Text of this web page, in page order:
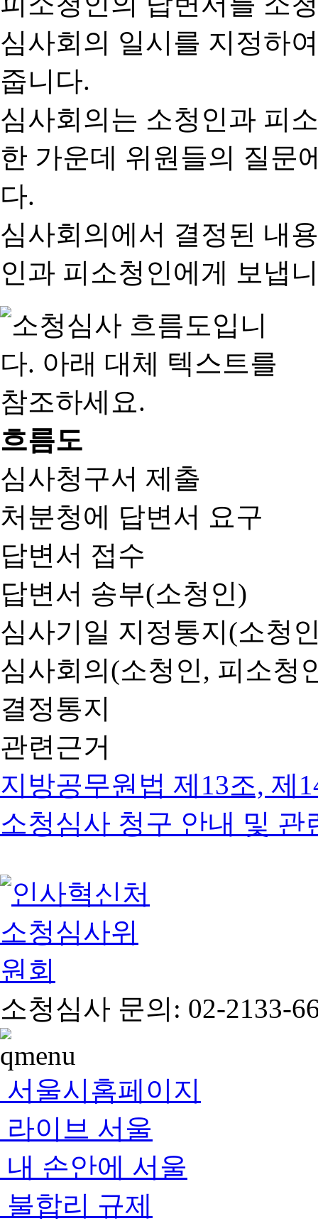
심사회의 일시를 지정하
줍니다.
심사회의는 소청인과 피
한 가운데 위원들의 질문
다.
심사회의에서 결정된 내
인과 피소청인에게 보냅
흐름도
심사청구서 제출
처분청에 답변서 요구
답변서 접수
답변서 송부(소청인)
심사기일 지정통지(소청
심사회의(소청인, 피소청
결정통지
관련근거
지방공무원법 제13조, 제
소청심사 청구 안내 및 관
소청심사 문의: 02-2133-
서울시홈페이지
라이브 서울
내 손안에 서울
불합리 규제